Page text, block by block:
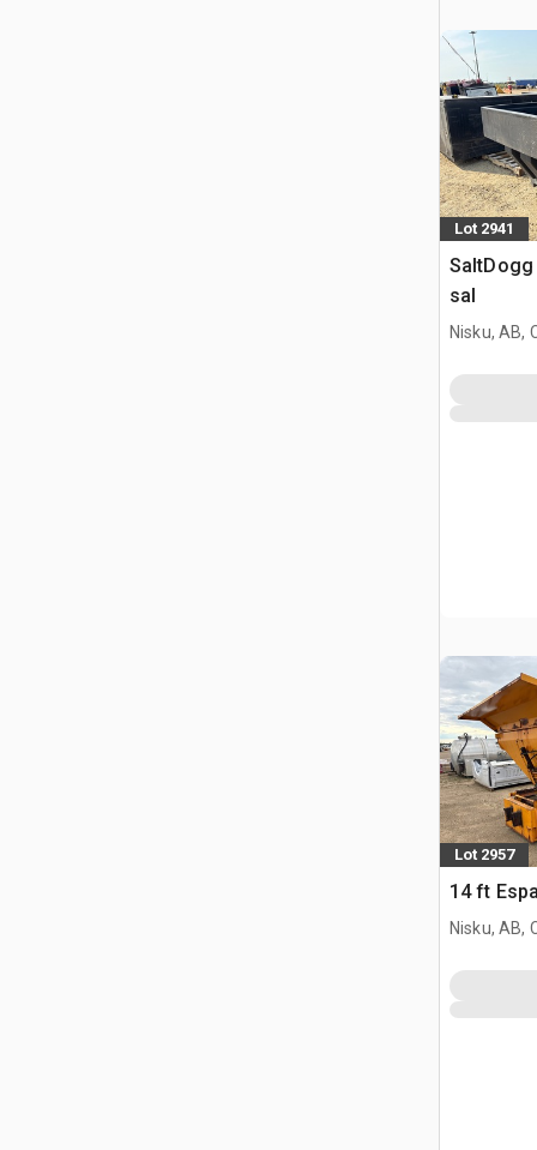
Lot 2941
sal
Nisku, AB,
Lot 2957
14 ft
Nisku, AB,